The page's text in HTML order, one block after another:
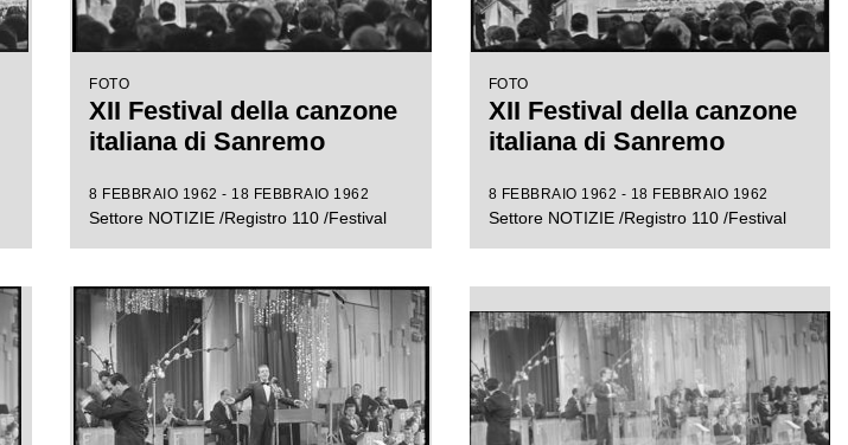
FOTO
XII Festival della canzone
italiana di Sanremo
8 FEBBRAIO 1962 - 18 FEBBRAIO 1962
Settore NOTIZIE /Registro 110 /Festival
FOTO
XII Festival della canzone
italiana di Sanremo
8 FEBBRAIO 1962 - 18 FEBBRAIO 1962
Settore NOTIZIE /Registro 110 /Festival